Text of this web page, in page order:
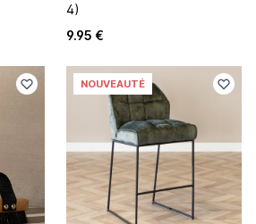
4)
9.95 €
NOUVEAUTÉ